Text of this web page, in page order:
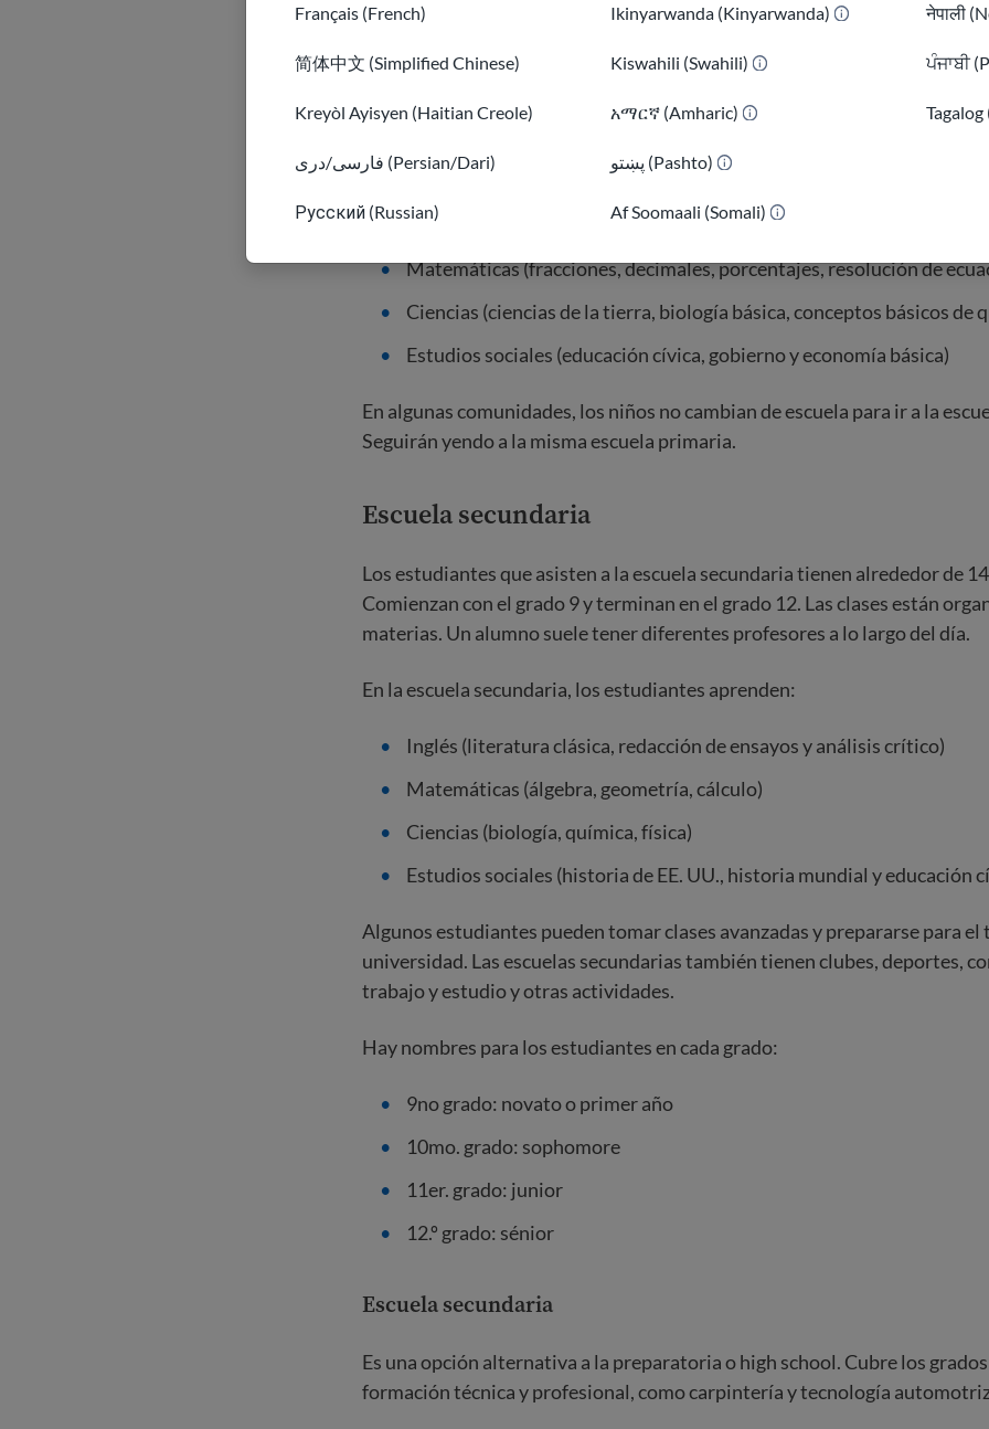
Français (French)
简体中文 (Simplified Chinese)
Kreyòl Ayisyen (Haitian Creole)
فارسی/دری (Persian/Dari)
Русский (Russian)
Ikinyarwanda (Kinyarwanda)
Kiswahili (Swahili)
አማርኛ (Amharic)
پښتو (Pashto)
Af Soomaali (Somali)
नेपाली
ਪੰਜਾਬੀ
Tagalog
Los estudiantes que asisten a la escuela intermedia tienen alrededor de 11
edad. Comienzan con el grado 6 y terminan con el grado 8. Los estudiantes
en un día.
En la escuela intermedia, los estudiantes aprenden:
Inglés (gramática, ortografía, comprensión de lectura y estructura de
Matemáticas (fracciones, decimales, porcentajes, resolución de
Ciencias (ciencias de la tierra, biología básica, conceptos básicos de
Estudios sociales (educación cívica, gobierno y economía básica)
En algunas comunidades, los niños no cambian de escuela para ir a la
Seguirán yendo a la misma escuela primaria.
Escuela secundaria
Los estudiantes que asisten a la escuela secundaria tienen alrededor de
Comienzan con el grado 9 y terminan en el grado 12. Las clases están
materias. Un alumno suele tener diferentes profesores a lo largo del día.
En la escuela secundaria, los estudiantes aprenden:
Inglés (literatura clásica, redacción de ensayos y análisis crítico)
Matemáticas (álgebra, geometría, cálculo)
Ciencias (biología, química, física)
Estudios sociales (historia de EE. UU., historia mundial y educación
Algunos estudiantes pueden tomar clases avanzadas y prepararse para el
universidad. Las escuelas secundarias también tienen clubes, deportes,
trabajo y estudio y otras actividades.
Hay nombres para los estudiantes en cada grado:
9no grado: novato o primer año
10mo. grado: sophomore
11er. grado: junior
12.º grado: sénior
Escuela secundaria
Es una opción alternativa a la preparatoria o high school. Cubre los
formación técnica y profesional, como carpintería y tecnología